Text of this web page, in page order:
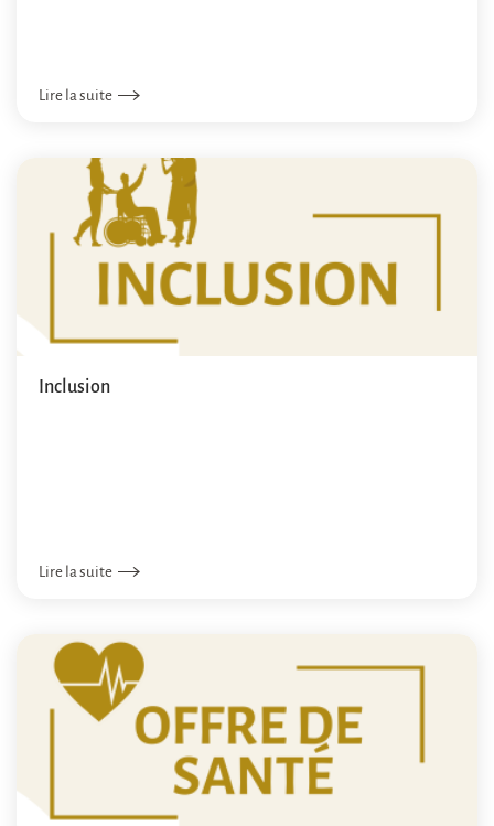
Lire la suite
Inclusion
Lire la suite